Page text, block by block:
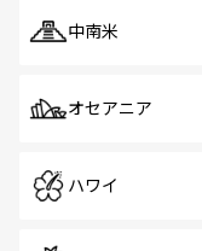
中南米
オセアニア
ハワイ